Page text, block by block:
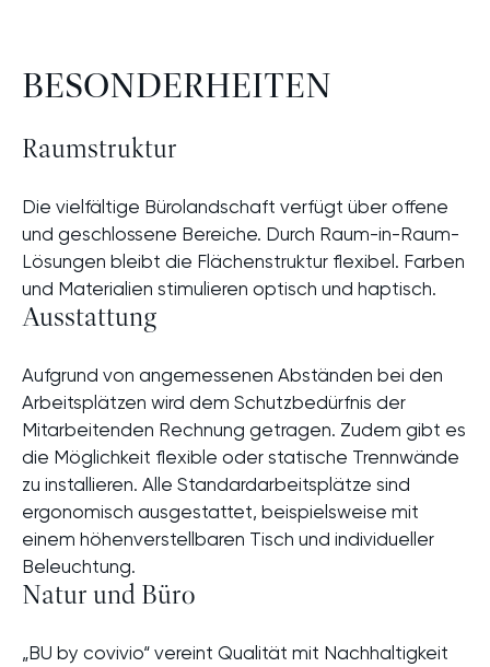
BESONDER­HEITEN
Raumstruktur
Die vielfältige Bürolandschaft verfügt über offene
und geschlossene Bereiche. Durch Raum-in-Raum-
Lösungen bleibt die Flächenstruktur flexibel. Farben
und Materialien stimulieren optisch und haptisch.
Ausstattung
Aufgrund von angemessenen Abständen bei den
Arbeitsplätzen wird dem Schutzbedürfnis der
Mitarbeitenden Rechnung getragen. Zudem gibt es
die Möglichkeit flexible oder statische Trennwände
zu installieren. Alle Standardarbeitsplätze sind
ergonomisch ausgestattet, beispielsweise mit
einem höhenverstellbaren Tisch und individueller
Beleuchtung.
Natur und Büro
„BU by covivio“ vereint Qualität mit Nachhaltigkeit